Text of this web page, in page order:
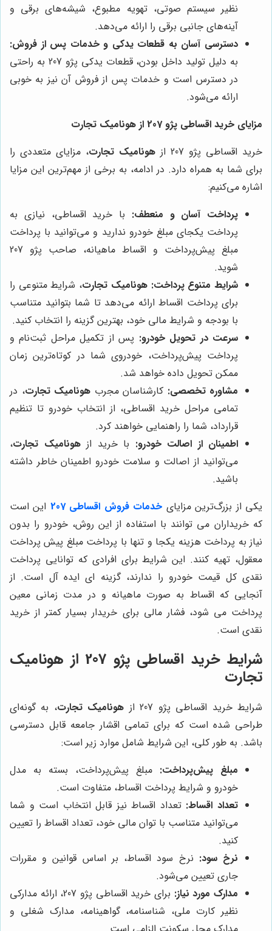
نظیر سیستم صوتی، تهویه مطبوع، شیشه‌های برقی و
آینه‌های جانبی برقی را ارائه می‌دهد.
دسترسی آسان به قطعات یدکی و خدمات پس از فروش:
به دلیل تولید داخل بودن، قطعات یدکی پژو 207 به راحتی
در دسترس است و خدمات پس از فروش آن نیز به خوبی
ارائه می‌شود.
مزایای خرید اقساطی پژو 207 از هونامیک تجارت
خرید اقساطی پژو 207 از
هونامیک تجارت، مزایای متعددی را
برای شما به همراه دارد. در ادامه، به برخی از مهم‌ترین این مزایا
اشاره می‌کنیم:
پرداخت آسان و منعطف: با خرید اقساطی، نیازی به
پرداخت یکجای مبلغ خودرو ندارید و می‌توانید با پرداخت
مبلغ پیش‌پرداخت و اقساط ماهیانه، صاحب پژو 207
شوید.
شرایط متنوع پرداخت: هونامیک تجارت، شرایط متنوعی را
برای پرداخت اقساط ارائه می‌دهد تا شما بتوانید متناسب
با بودجه و شرایط مالی خود، بهترین گزینه را انتخاب کنید.
سرعت در تحویل خودرو: پس از تکمیل مراحل ثبت‌نام و
پرداخت پیش‌پرداخت، خودروی شما در کوتاه‌ترین زمان
ممکن تحویل داده خواهد شد.
مشاوره تخصصی: کارشناسان مجرب هونامیک تجارت، در
تمامی مراحل خرید اقساطی، از انتخاب خودرو تا تنظیم
قرارداد، شما را راهنمایی خواهند کرد.
اطمینان از اصالت خودرو: با خرید ازهونامیک تجارت،
می‌توانید از اصالت و سلامت خودرو اطمینان خاطر داشته
باشید.
یکی از بزرگ‌ترین مزایای خدمات فروش اقساطی 207
این است
که خریداران می توانند با استفاده از این روش، خودرو را بدون
نیاز به پرداخت هزینه یکجا و تنها با پرداخت مبلغ پیش پرداخت
معقول، تهیه کنند. این شرایط برای افرادی که توانایی پرداخت
نقدی کل قیمت خودرو را ندارند، گزینه ای ایده آل است. از
آنجایی که اقساط به صورت ماهیانه و در مدت زمانی معین
پرداخت می شود، فشار مالی برای خریدار بسیار کمتر از خرید
نقدی است.
شرایط خرید اقساطی پژو 207 از هونامیک
تجارت
شرایط خرید اقساطی پژو 207 از هونامیک تجارت، به گونه‌ای
طراحی شده است که برای تمامی اقشار جامعه قابل دسترسی
باشد. به طور کلی، این شرایط شامل موارد زیر است:
مبلغ پیش‌پرداخت: مبلغ پیش‌پرداخت، بسته به مدل
خودرو و شرایط پرداخت اقساط، متفاوت است.
تعداد اقساط: تعداد اقساط نیز قابل انتخاب است و شما
می‌توانید متناسب با توان مالی خود، تعداد اقساط را تعیین
کنید.
نرخ سود: نرخ سود اقساط، بر اساس قوانین و مقررات
جاری تعیین می‌شود.
مدارک مورد نیاز:
برای خرید اقساطی پژو 207، ارائه مدارکی
نظیر کارت ملی، شناسنامه، گواهینامه، مدارک شغلی و